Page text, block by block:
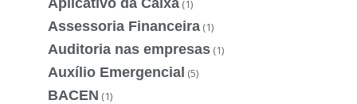
(1)
Assessoria Financeira (1)
Auditoria nas empresas (1)
Auxílio Emergencial (5)
BACEN (1)